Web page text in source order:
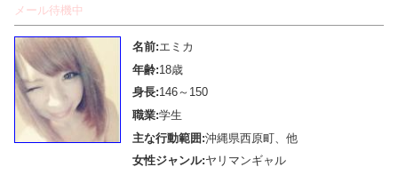
メール待機中
名前:エミカ
年齢:18歳
身長:146～150
職業:学生
主な行動範囲:沖縄県西原町、他
女性ジャンル:ヤリマンギャル